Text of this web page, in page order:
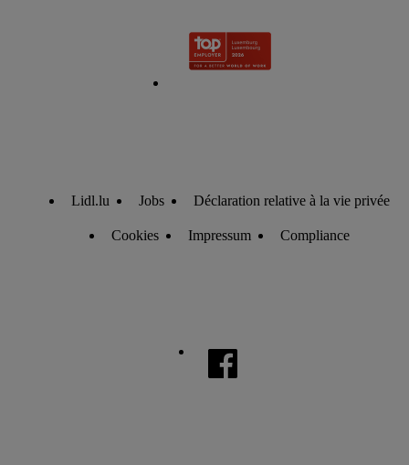
Lidl.lu Jobs Déclaration relative à la vie privée
Cookies Impressum Compliance